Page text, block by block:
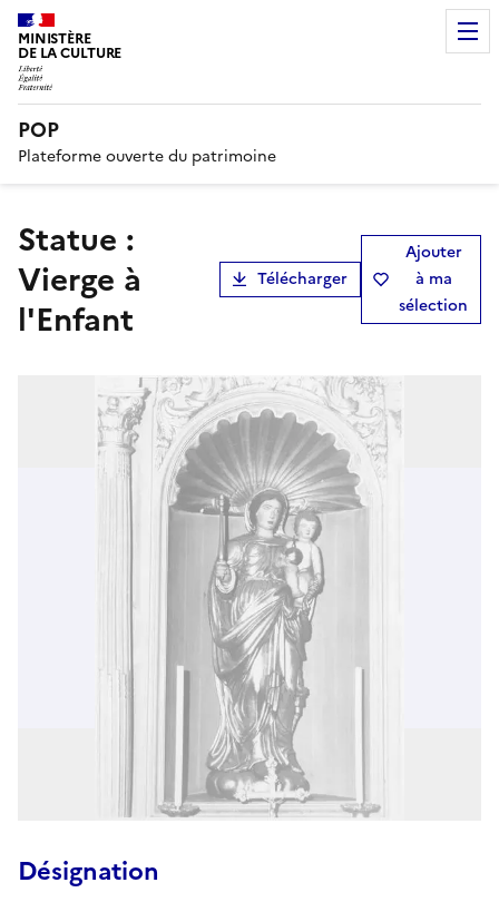
MINISTÈRE
DE LA CULTURE
POP
Plateforme ouverte du patrimoine
statue :
Vierge à
l'Enfant
Télécharger
Ajouter
à ma
sélection
Désignation